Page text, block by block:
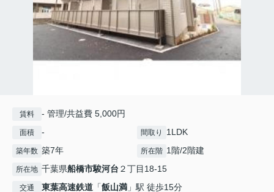
賃料 - 管理/共益費 5,000円
面積 - 間取り 1LDK
築年数 築7年 所在階 1階/2階建
所在地 千葉県船橋市駿河台 ２丁目18-15
交通 東葉高速鉄道 「飯山満 」駅 徒歩15分